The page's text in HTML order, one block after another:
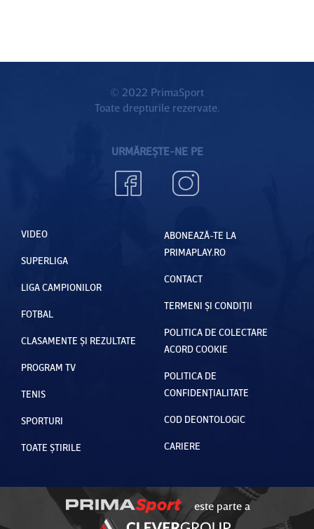
© 2022 PrimaSport
Toate drepturile rezervate.
URMĂREȘTE-NE PE
VIDEO
SUPERLIGA
LIGA CAMPIONILOR
FOTBAL
CLASAMENTE ȘI REZULTATE
PROGRAM TV
TENIS
SPORTURI
TOATE ȘTIRILE
ABONEAZĂ-TE LA
PRIMAPLAY.RO
CONTACT
TERMENI ȘI CONDIȚII
POLITICA DE COLECTARE
ACORD COOKIE
POLITICA DE
CONFIDENȚIALITATE
COD DEONTOLOGIC
CARIERE
este parte a